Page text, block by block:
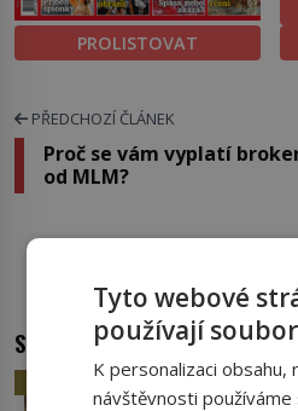
PROLISTOVAT
PŘEDCHOZÍ ČLÁNEK
Proč se vám vyplatí
od MLM?
Zapomeňte na
SOUVISEJÍCÍ ČLÁNKY
HISTORIE
Tyto webové
používají
K personalizaci obsahu,
návštěvnosti